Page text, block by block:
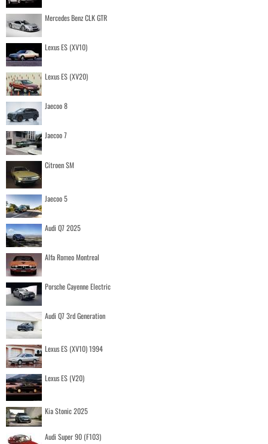
Mercedes Benz CLK GTR
Lexus ES (XV10)
Lexus ES (XV20)
Jaecoo 8
Jaecoo 7
Citroen SM
Jaecoo 5
Audi Q7 2025
Alfa Romeo Montreal
Porsche Cayenne Electric
Audi Q7 3rd Generation
Lexus ES (XV10) 1994
Lexus ES (V20)
Kia Stonic 2025
Audi Super 90 (F103)